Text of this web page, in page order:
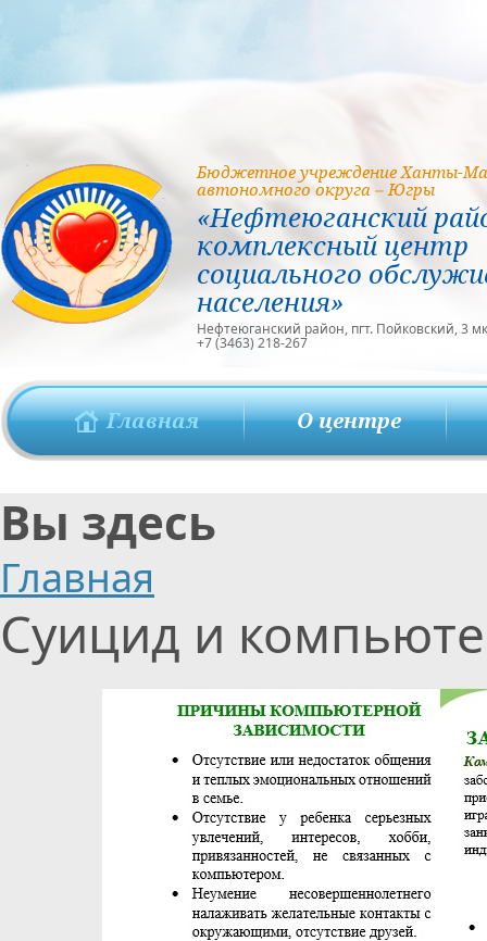
Бюджетное учреждение Ханты-
автономного округа – Югры
«Нефтеюганский
комплексный центр
социального
населения»
Нефтеюганский район, пгт. Пойковский, 3
+7 (3463) 218-267
Главная О центре
Вы здесь
Главная
Суицид и